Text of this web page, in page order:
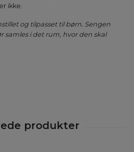
ikke.
og tilpasset til børn. Sengen
samles i det rum, hvor den skal